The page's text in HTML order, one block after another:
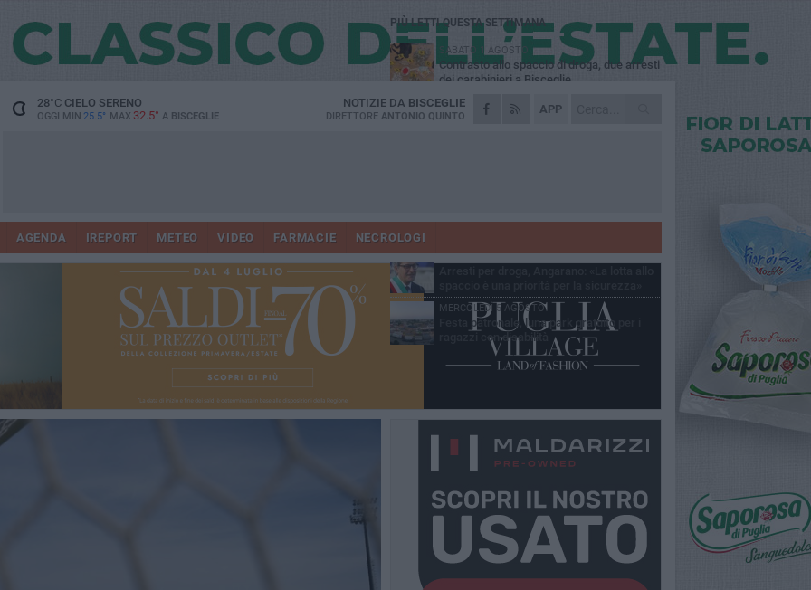
28°CCIELO SERENO
OGGI MIN 25.5° MAX 32.5° A BISCEGLIE
APP
NOTIZIE DA BISCEGLIE
DIRETTORE ANTONIO QUINTO
AGENDA IREPORT METEO VIDEO FARMACIE NECROLOGI
PIÙ LETTI QUESTA SETTIMANA
SABATO 1 AGOSTO
Contrasto allo spaccio di droga, due arresti
dei carabinieri a Bisceglie
MARTEDÌ 4 AGOSTO
Emergenza caldo, il Comune di Bisceglie
Due auto incendiate nella notte in via Dieta
SABATO 1 AGOSTO
MERCOLEDÌ 5 AGOSTO
Festa patronale, luna park gratuito per i
ragazzi con disabilità